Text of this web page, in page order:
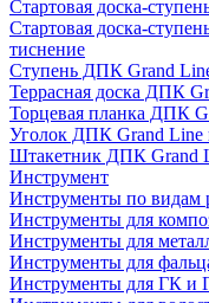
Стартовая доска-
Стартовая доска-
тиснение
Ступень ДПК Grand
Террасная доска ДПК
Торцевая планка ДПК
Уголок ДПК Grand Line
Штакетник ДПК Grand
Инструмент
Инструменты по видам
Инструменты для
Инструменты для
Инструменты для
Инструменты для ГК и